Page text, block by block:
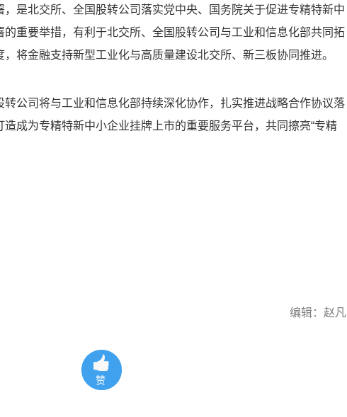
是北交所、全国股转公司落实党中央、国务院关于促进专精特新中
重要举措，有利于北交所、全国股转公司与工业和信息化部共同拓
将金融支持新型工业化与高质量建设北交所、新三板协同推进。
转公司将与工业和信息化部持续深化协作，扎实推进战略合作协议落
成为专精特新中小企业挂牌上市的重要服务平台，共同擦亮“专精
编辑：赵凡
赞